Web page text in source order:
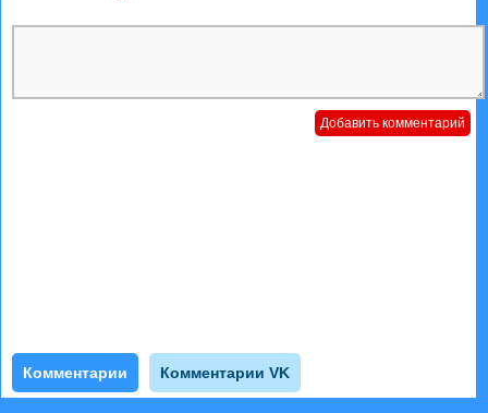
Комментарии Комментарии VK